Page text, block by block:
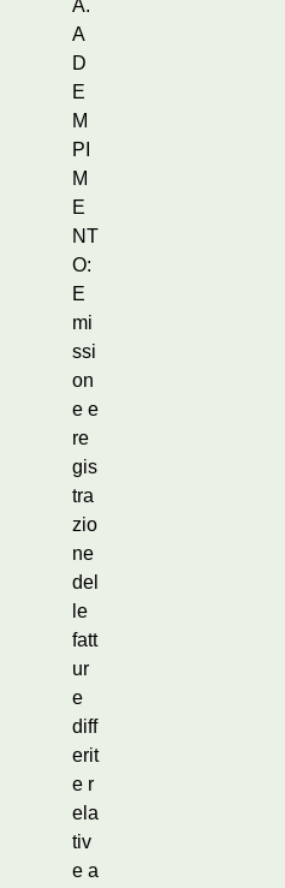
A.
A
D
E
M
PI
M
E
NT
O:
E
mi
ssi
on
e e
re
gis
tra
zio
ne
del
le
fatt
ur
e
diff
erit
e r
ela
tiv
e a